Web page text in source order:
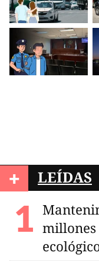
+ LEÍDAS